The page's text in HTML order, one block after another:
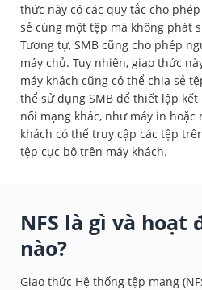
thức này có các quy tắc cho
sẻ cùng một tệp mà không phát
Tương tự, SMB cũng cho phép
máy chủ. Tuy nhiên, giao thức
máy khách cũng có thể chia sẻ
thể sử dụng SMB để thiết lập
nối mạng khác, như máy in hoặc
khách có thể truy cập các tệp
tệp cục bộ trên máy khách.
NFS là gì và hoạt
nào?
Giao thức Hệ thống tệp mạng